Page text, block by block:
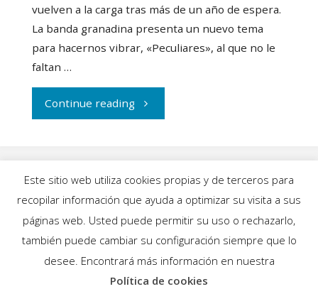
vuelven a la carga tras más de un año de espera.
La banda granadina presenta un nuevo tema
para hacernos vibrar, «Peculiares», al que no le
faltan …
Continue reading"Los
Este sitio web utiliza cookies propias y de terceros para
recopilar información que ayuda a optimizar su visita a sus
páginas web. Usted puede permitir su uso o rechazarlo,
también puede cambiar su configuración siempre que lo
desee. Encontrará más información en nuestra
Política de cookies